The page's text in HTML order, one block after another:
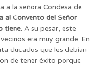
a la señora Condesa de
al Convento del Señor
tiene. A su pesar, este
era muy grande. En
ducados que les debían
de tener éxito porque